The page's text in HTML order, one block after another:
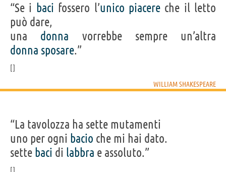
“Se i baci fossero l’unico piacereche il letto
può dare,
una donna vorrebbe sempre un’altra
donna sposare.”
WILLIAM SHAKESPEARE
“La tavolozza ha sette mutamenti
uno per ogni bacio che mi hai dato.
sette baci di labbra e assoluto.”